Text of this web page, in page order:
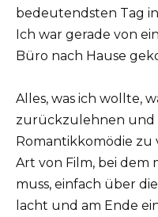
bedeutendsten Tag
Ich war gerade von
Büro nach Hause
Alles, was ich wollte,
zurückzulehnen und
Romantikkomödie zu
Art von Film, bei dem
muss, einfach über
lacht und am Ende